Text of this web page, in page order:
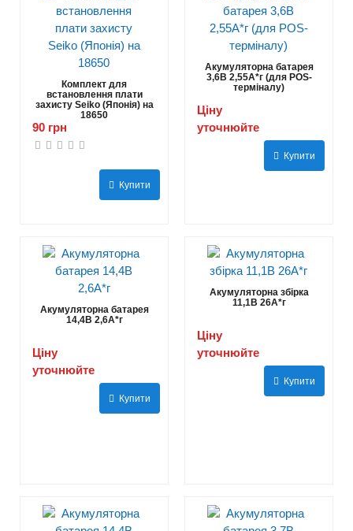
Комплект для
встановлення плати
захисту Seiko (Японія) на
18650
90 грн
Купити
Акумуляторна батарея
3,6В 2,55А*г (для POS-
терміналу)
Ціну
уточнюйте
Купити
Акумуляторна батарея
14,4В 2,6A*г
Ціну
уточнюйте
Купити
Акумуляторна збірка
11,1В 26A*г
Ціну
уточнюйте
Купити